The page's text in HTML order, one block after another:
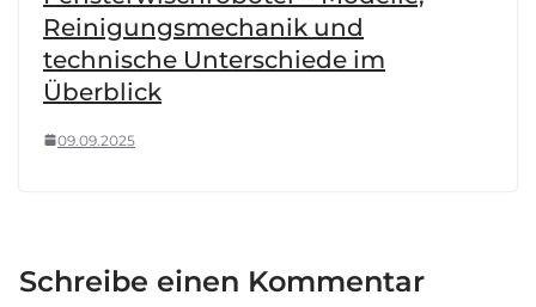
Reinigungsmechanik und
technische Unterschiede im
Überblick
09.09.2025
Schreibe einen Kommentar